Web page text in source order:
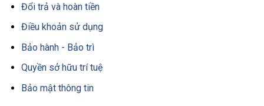
Đổi trả và hoàn tiền
Điều khoản sử dụng
Bảo hành - Bảo trì
Quyền sở hữu trí tuệ
Bảo mật thông tin